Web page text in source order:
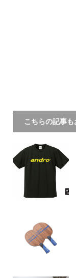
こちらの記事